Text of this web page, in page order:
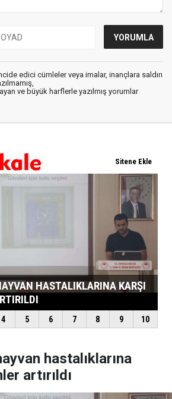
edici cümleler veya imalar, inançlara saldırı
ve büyük harflerle yazılmış yorumlar
hastalıklarına
artırıldı